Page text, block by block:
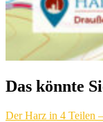
Das könnte
Der Harz in 4 Teilen